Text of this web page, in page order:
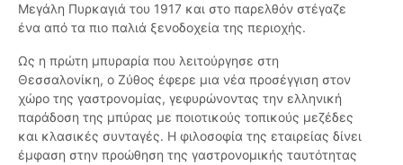
Μεγάλη Πυρκαγιά του 1917 και στο παρελθόν στέγαζε
ένα από τα πιο παλιά ξενοδοχεία της περιοχής.
Ως η πρώτη μπυραρία που λειτούργησε στη
Θεσσαλονίκη, ο Ζύθος έφερε μια νέα προσέγγιση στον
χώρο της γαστρονομίας, γεφυρώνοντας την ελληνική
παράδοση της μπύρας με ποιοτικούς τοπικούς μεζέδες
και κλασικές συνταγές. Η φιλοσοφία της εταιρείας δίνει
έμφαση στην προώθηση της γαστρονομικής ταυτότητας